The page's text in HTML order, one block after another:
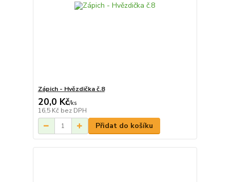
Zápich - Hvězdička č.8
20,0 Kč/ks
16,5 Kč bez DPH
Přidat do košíku